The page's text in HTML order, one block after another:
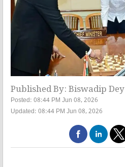
Published By: Biswadip Dey
Posted: 08:44 PM Jun 08, 2026
Updated: 08:44 PM Jun 08, 2026